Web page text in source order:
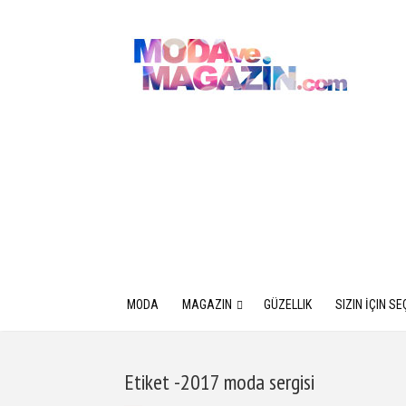
MODA MAGAZIN GÜZELLIK SIZIN İÇIN
Etiket -2017 moda sergisi